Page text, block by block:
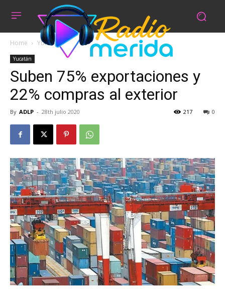
Home Yucatán
Yucatán
Suben 75% exportaciones y
22% compras al exterior
By ADLP - 28th julio 2020 0
217